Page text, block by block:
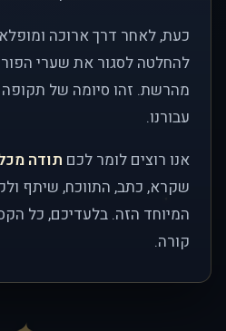
כעת, לאחר דרך ארוכה
להחלטה לסגור את שערי
מהרשת. זהו סיומה של
עבורנו.
אנו רוצים לומר לכם תודה
שקרא, כתב, התווכח, שיתף
המיוחד הזה. בלעדיכם, כל
קורה.